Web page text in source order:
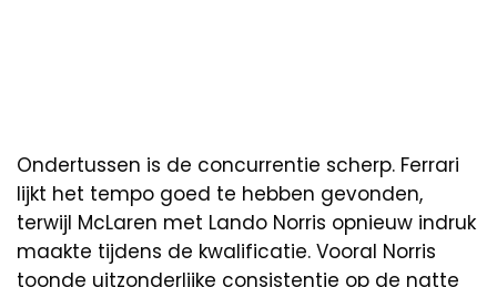
Ondertussen is de concurrentie scherp. Ferrari
lijkt het tempo goed te hebben gevonden,
terwijl McLaren met Lando Norris opnieuw indruk
maakte tijdens de kwalificatie. Vooral Norris
toonde uitzonderlijke consistentie op de natte